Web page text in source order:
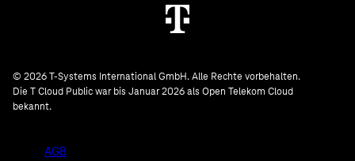
© 2026 T-Systems International GmbH. Alle Rechte vorbehalten.
Die T Cloud Public war bis Januar 2026 als Open Telekom Cloud
bekannt.
AGB